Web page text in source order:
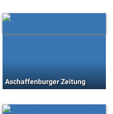
Aschaffenburger Zeitung